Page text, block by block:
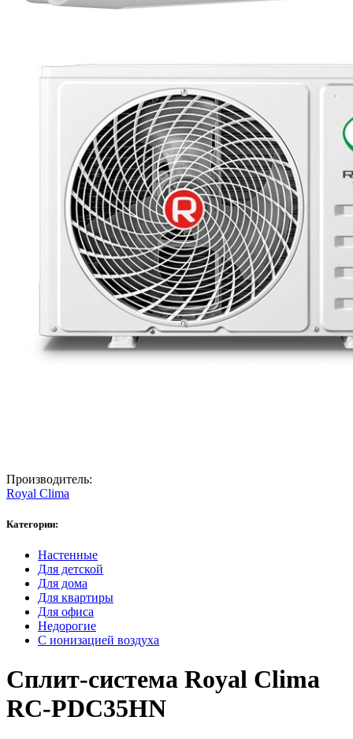
Производитель:
Royal Clima
Категории:
Настенные
Для детской
Для дома
Для квартиры
Для офиса
Недорогие
С ионизацией воздуха
Сплит-система Royal Clima
RC-PDC35HN